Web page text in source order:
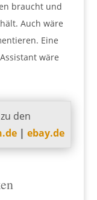
braucht und
Auch wäre
Eine
wäre
den
| ebay.de